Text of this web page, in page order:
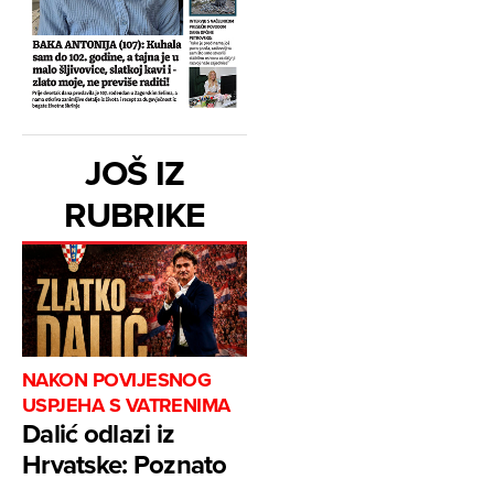
JOŠ IZ
RUBRIKE
NAKON POVIJESNOG
USPJEHA S VATRENIMA
Dalić odlazi iz
Hrvatske: Poznato